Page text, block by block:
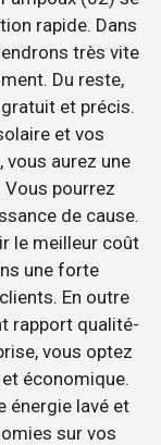
rapide. Dans
très vite
Du reste,
et précis.
et vos
vous aurez une
Vous pourrez
de cause.
le meilleur coût
une forte
En outre
rapport qualité-
vous optez
économique.
énergie lavé et
sur vos